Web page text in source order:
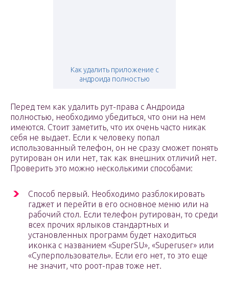
Как удалить приложение с
андроида полностью
Перед тем как удалить рут-права с Андроида
полностью, необходимо убедиться, что они на нем
имеются. Стоит заметить, что их очень часто никак
себя не выдает. Если к человеку попал
использованный телефон, он не сразу сможет понять
рутирован он или нет, так как внешних отличий нет.
Проверить это можно несколькими способами:
Способ первый. Необходимо разблокировать
гаджет и перейти в его основное меню или на
рабочий стол. Если телефон рутирован, то среди
всех прочих ярлыков стандартных и
установленных программ будет находиться
иконка с названием «SuperSU», «Superuser» или
«Суперпользователь». Если его нет, то это еще
не значит, что роот-прав тоже нет.